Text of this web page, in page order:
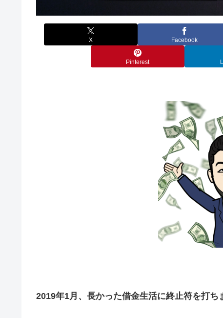
X Facebook
Pinterest
2019年1月、長かった借金生活に終止符を打ち